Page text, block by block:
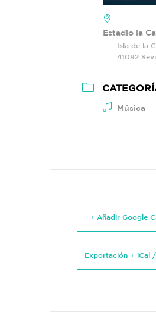
Estadio la
Isla de la
41092
Música
+ Añadir Google
Exportación + iCal